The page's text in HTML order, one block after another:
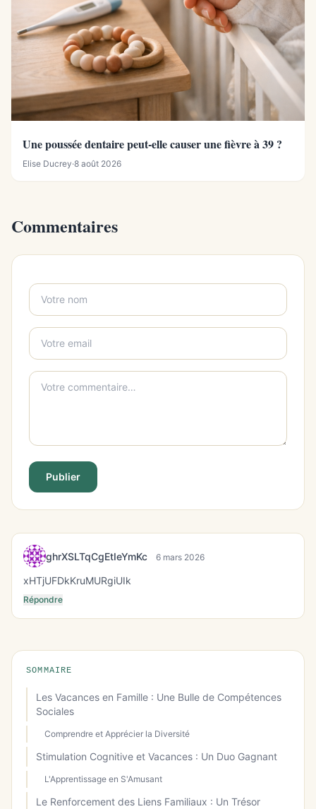
Une poussée dentaire peut-elle causer une fièvre à 39 ?
Elise Ducrey·8 août 2026
Commentaires
Publier
ghrXSLTqCgEtIeYmKc 6 mars 2026
xHTjUFDkKruMURgiUIk
Répondre
SOMMAIRE
Les Vacances en Famille : Une Bulle de Compétences
Sociales
Comprendre et Apprécier la Diversité
Stimulation Cognitive et Vacances : Un Duo Gagnant
L'Apprentissage en S'Amusant
Le Renforcement des Liens Familiaux : Un Trésor